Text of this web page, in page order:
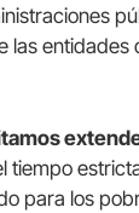
las entidades
tiempo
para los